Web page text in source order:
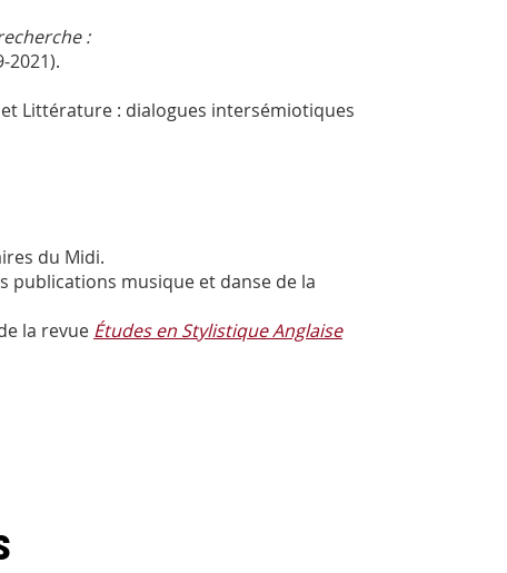
:
2021).
et Littérature : dialogues intersémiotiques
du Midi.
publications musique et danse de la
la revue Études en Stylistique Anglaise